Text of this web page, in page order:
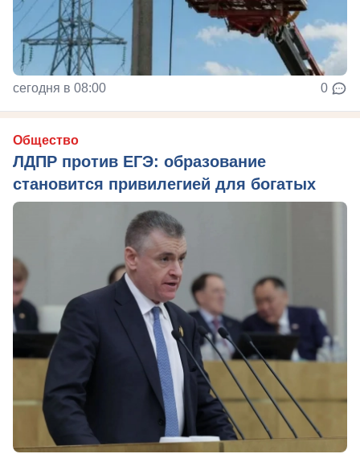
сегодня в 08:00 0
Общество
ЛДПР против ЕГЭ: образование
становится привилегией для богатых